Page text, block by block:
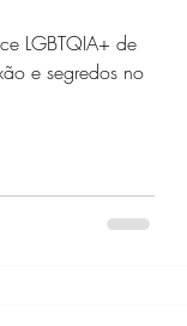
LGBTQIA+ de
e segredos no